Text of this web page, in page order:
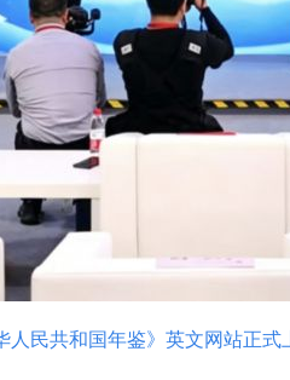
人民共和国年鉴》英文网站正